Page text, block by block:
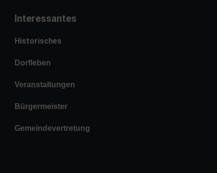
Interessantes
Historisches
Dorfleben
Veranstaltungen
Bürgermeister
Gemeindevertretung